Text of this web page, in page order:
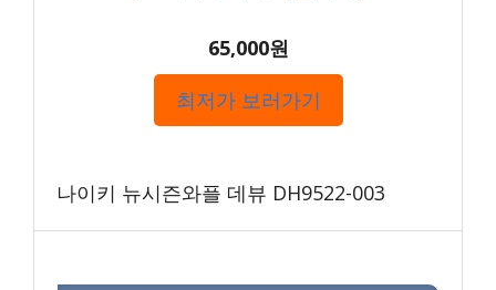
65,000원
최저가 보러가기
나이키 뉴시즌와플 데뷰 DH9522-003